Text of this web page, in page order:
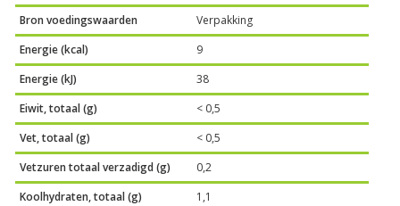
Bron voedingswaarden
Verpakking
Energie (kcal)
9
Energie (kJ)
38
Eiwit, totaal (g)
< 0,5
Vet, totaal (g)
< 0,5
Vetzuren totaal verzadigd (g)
0,2
Koolhydraten, totaal (g)
1,1